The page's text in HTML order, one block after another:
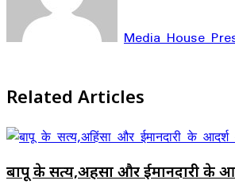
Media House
Related Articles
बापू के सत्य,अहिंसा और ईमानदारी के